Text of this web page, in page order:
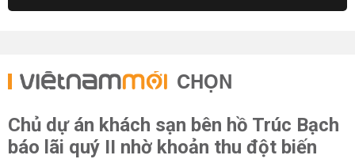
CHỌN
Chủ dự án khách sạn bên hồ Trúc Bạch
báo lãi quý II nhờ khoản thu đột biến